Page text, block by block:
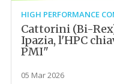
HIGH PERFORMANCE
Cattorini (Bi-
Ipazia, l'HPC
PMI"
05 Mar 2026